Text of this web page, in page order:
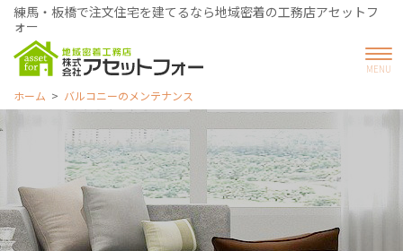
練馬・板橋で注文住宅を建てるなら地域密着の工務店アセットフ
ォー
ホーム バルコニーのメンテナンス